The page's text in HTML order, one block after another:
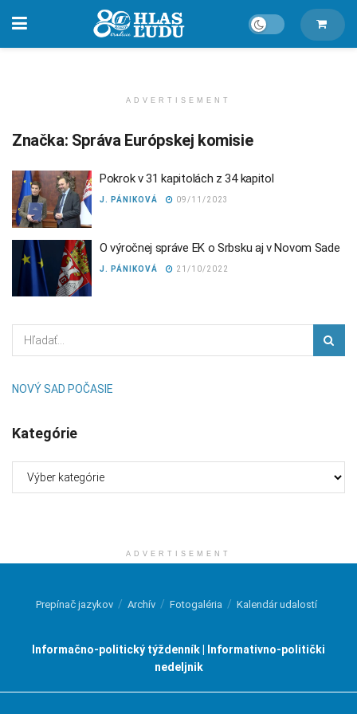
ADVERTISEMENT
Značka: Správa Európskej komisie
Pokrok v 31 kapitolách z 34 kapitol
J. PÁNIKOVÁ 09/11/2023
O výročnej správe EK o Srbsku aj v Novom Sade
J. PÁNIKOVÁ 21/10/2022
NOVÝ SAD POČASIE
Kategórie
ADVERTISEMENT
Prepínač jazykov Archív Fotogaléria Kalendár udalostí
Informačno-politický týždenník | Informativno-politički
nedeljnik